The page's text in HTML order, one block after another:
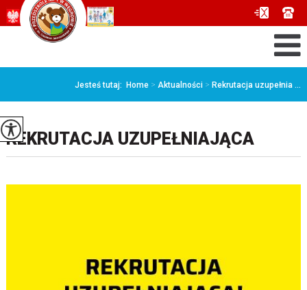
Jesteś tutaj: Home > Aktualności > Rekrutacja uzupełnia ...
REKRUTACJA UZUPEŁNIAJĄCA